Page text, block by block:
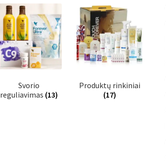
Svorio
reguliavimas (13)
Produktų rinkiniai
(17)